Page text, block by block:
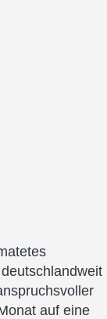
auf eine